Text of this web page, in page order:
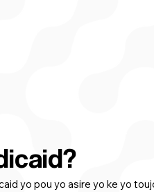
yo pou yo asire yo ke yo